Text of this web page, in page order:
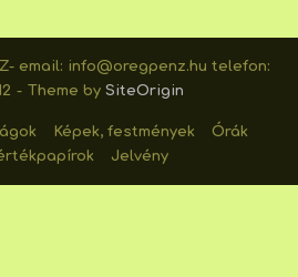
email: info@oregpenz.hu telefon:
Theme by SiteOrigin
Képek, festmények
Órák
Jelvény